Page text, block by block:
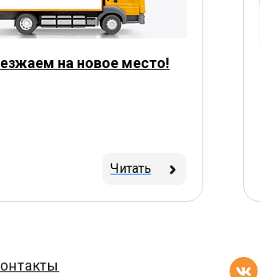
на новое место!
Читать